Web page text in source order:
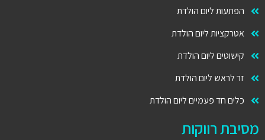
הפתעות ליום הולדת
אטרקציות ליום הולדת
קישוטים ליום הולדת
זר לראש ליום הולדת
כלים חד פעמיים ליום הולדת
מסיבת רווקות